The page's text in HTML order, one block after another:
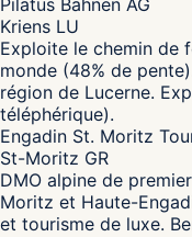
Pilatus Bahnen AG
Kriens LU
Exploite le chemin de
monde (48% de
région de Lucerne.
téléphérique).
Engadin St. Moritz
St-Moritz GR
DMO alpine de
Moritz et Haute-
et tourisme de luxe.